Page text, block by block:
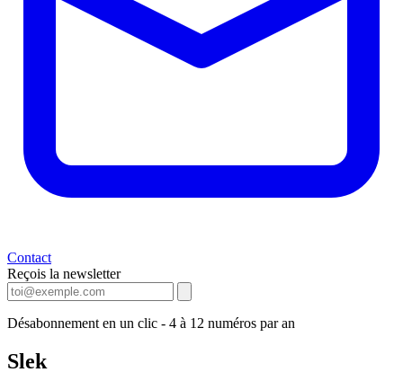
Contact
Reçois la newsletter
Désabonnement en un clic - 4 à 12 numéros par an
Slek